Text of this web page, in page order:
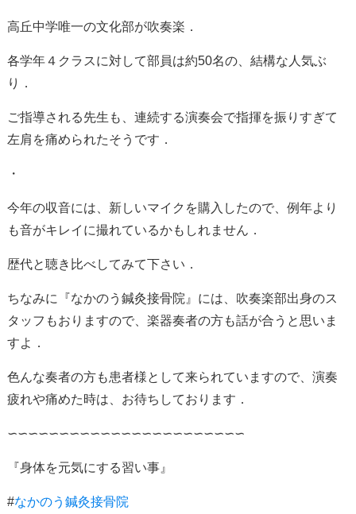
高丘中学唯一の文化部が吹奏楽．
各学年４クラスに対して部員は約50名の、結構な人気ぶ
り．
ご指導される先生も、連続する演奏会で指揮を振りすぎて
左肩を痛められたそうです．
・
今年の収音には、新しいマイクを購入したので、例年より
も音がキレイに撮れているかもしれません．
歴代と聴き比べしてみて下さい．
ちなみに『なかのう鍼灸接骨院』には、吹奏楽部出身のス
タッフもおりますので、楽器奏者の方も話が合うと思いま
すよ．
色んな奏者の方も患者様として来られていますので、演奏
疲れや痛めた時は、お待ちしております．
∽∽∽∽∽∽∽∽∽∽∽∽∽∽∽∽∽∽∽∽∽∽∽
『身体を元気にする習い事』
#なかのう鍼灸接骨院